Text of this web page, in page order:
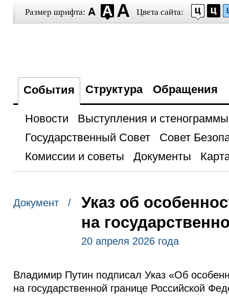
Размер шрифта: Цвета сайта:
События Структура Обращения
Новости
Выступления и стенограммы
Государственный Совет
Совет
Комиссии и советы
Документы
Документ /
Указ об
на
20 апреля 2026 года
Владимир Путин подписал Указ «Об
на государственной границе Российской